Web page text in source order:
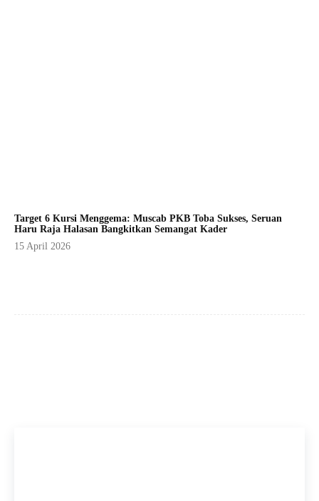
Target 6 Kursi Menggema: Muscab PKB Toba Sukses, Seruan
Haru Raja Halasan Bangkitkan Semangat Kader
15 April 2026